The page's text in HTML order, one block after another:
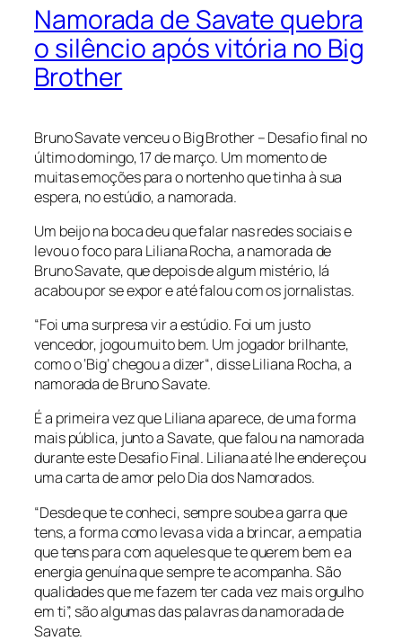
Namorada de Savate quebra
o silêncio após vitória no Big
Brother
Bruno Savate venceu o Big Brother – Desafio final no
último domingo, 17 de março. Um momento de
muitas emoções para o nortenho que tinha à sua
espera, no estúdio, a namorada.
Um beijo na boca deu que falar nas redes sociais e
levou o foco para Liliana Rocha, a namorada de
Bruno Savate, que depois de algum mistério, lá
acabou por se expor e até falou com os jornalistas.
“Foi uma surpresa vir a estúdio. Foi um justo
vencedor, jogou muito bem. Um jogador brilhante,
como o ‘Big’ chegou a dizer“, disse Liliana Rocha, a
namorada de Bruno Savate.
É a primeira vez que Liliana aparece, de uma forma
mais pública, junto a Savate, que falou na namorada
durante este Desafio Final. Liliana até lhe endereçou
uma carta de amor pelo Dia dos Namorados.
“Desde que te conheci, sempre soube a garra que
tens, a forma como levas a vida a brincar, a empatia
que tens para com aqueles que te querem bem e a
energia genuína que sempre te acompanha. São
qualidades que me fazem ter cada vez mais orgulho
em ti”, são algumas das palavras da namorada de
Savate.